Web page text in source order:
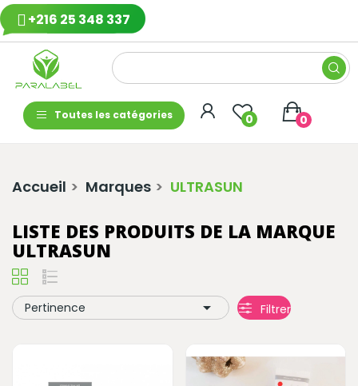
+216 25 348 337
Toutes les catégories 0 0
Accueil Marques ULTRASUN
LISTE DES PRODUITS DE LA MARQUE
ULTRASUN
Pertinence  Filtrer